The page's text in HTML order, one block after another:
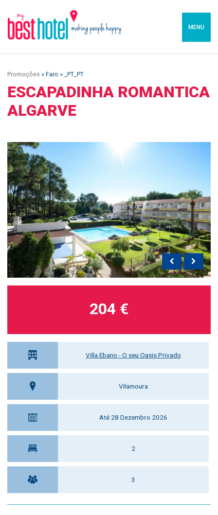
MENU
Promoções » Faro » _PT_PT
ESCAPADINHA ROMANTICA
ALGARVE
Villa Ebano - O seu Oasis Privado
Vilamoura
Até 28 Dezembro 2026
2
3
204 €